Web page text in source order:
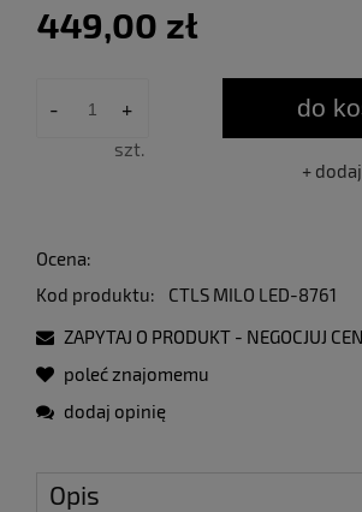
449,00 zł
- +
szt.
do
Ocena:
Kod produktu:
CTLS MILO LED-8761
ZAPYTAJ O PRODUKT - NEGOCJUJ
poleć znajomemu
dodaj opinię
Opis